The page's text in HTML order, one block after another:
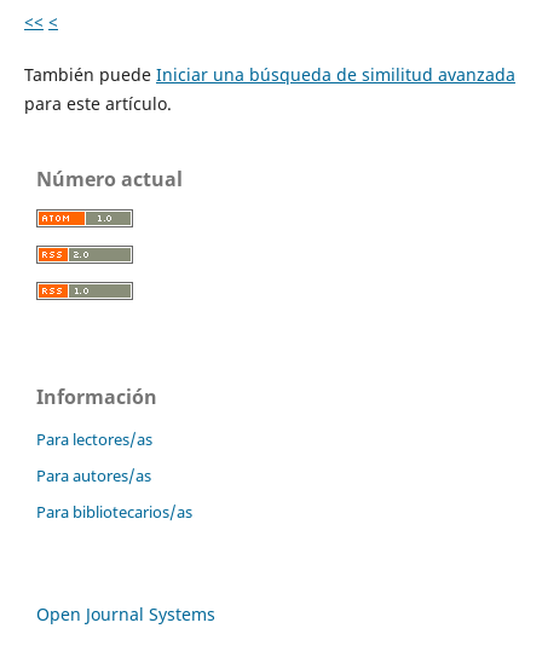
<< <
También puede Iniciar una búsqueda de similitud avanzada
para este artículo.
Número actual
Información
Para lectores/as
Para autores/as
Para bibliotecarios/as
Open Journal Systems